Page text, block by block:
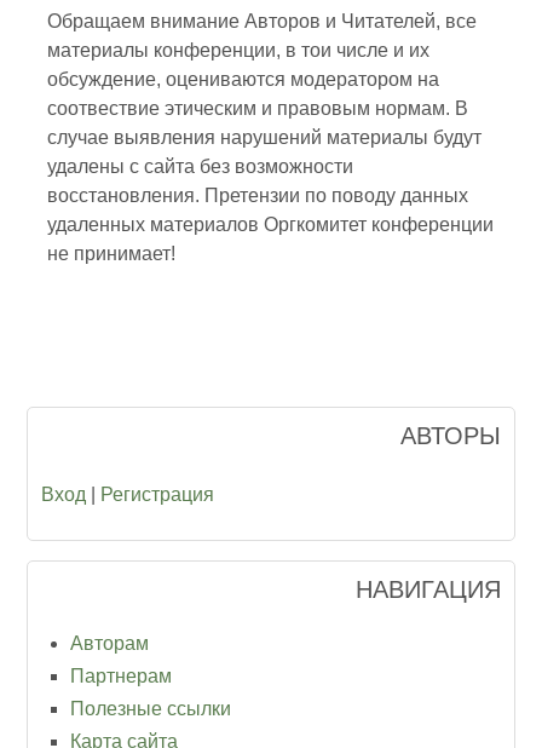
Обращаем внимание Авторов и Читателей, все
материалы конференции, в тои числе и их
обсуждение, оцениваются модератором на
соотвествие этическим и правовым нормам. В
случае выявления нарушений материалы будут
удалены с сайта без возможности
восстановления. Претензии по поводу данных
удаленных материалов Оргкомитет конференции
не принимает!
АВТОРЫ
Вход Регистрация
НАВИГАЦИЯ
Авторам
Партнерам
Полезные ссылки
Карта сайта